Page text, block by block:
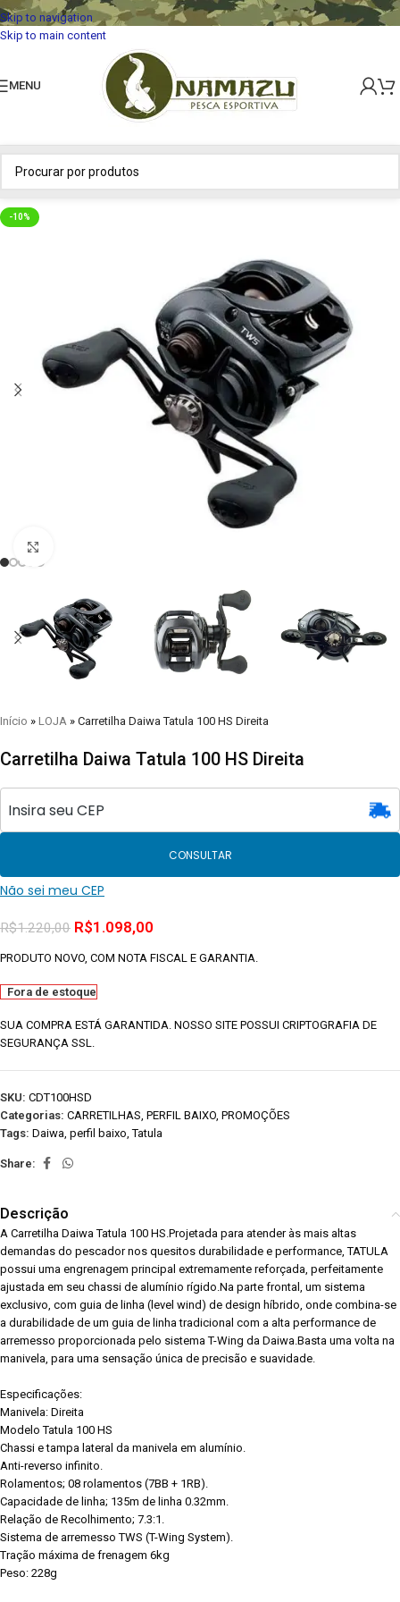
Skip to navigation
Skip to main content
MENU
-10%
Início » LOJA » Carretilha Daiwa Tatula 100 HS Direita
Carretilha Daiwa Tatula 100 HS Direita
CONSULTAR
Não sei meu CEP
R$1.220,00 R$1.098,00
PRODUTO NOVO, COM NOTA FISCAL E GARANTIA.
Fora de estoque
SUA COMPRA ESTÁ GARANTIDA. NOSSO SITE POSSUI CRIPTOGRAFIA DE
SEGURANÇA SSL.
SKU: CDT100HSD
Categorias: CARRETILHAS, PERFIL BAIXO, PROMOÇÕES
Tags: Daiwa, perfil baixo, Tatula
Share:
Descrição
A Carretilha Daiwa Tatula 100 HS.Projetada para atender às mais altas
demandas do pescador nos quesitos durabilidade e performance, TATULA
possui uma engrenagem principal extremamente reforçada, perfeitamente
ajustada em seu chassi de alumínio rígido.Na parte frontal, um sistema
exclusivo, com guia de linha (level wind) de design híbrido, onde combina-se
a durabilidade de um guia de linha tradicional com a alta performance de
arremesso proporcionada pelo sistema T-Wing da Daiwa.Basta uma volta na
manivela, para uma sensação única de precisão e suavidade.
Especificações:
Manivela: Direita
Modelo Tatula 100 HS
Chassi e tampa lateral da manivela em alumínio.
Anti-reverso infinito.
Rolamentos; 08 rolamentos (7BB + 1RB).
Capacidade de linha; 135m de linha 0.32mm.
Relação de Recolhimento; 7.3:1.
Sistema de arremesso TWS (T-Wing System).
Tração máxima de frenagem 6kg
Peso: 228g